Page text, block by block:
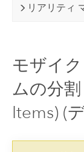
リアリティ
モザイ
ムの分
Items) (